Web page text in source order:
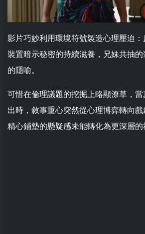
影片巧妙利用環境符號製造心理壓迫
裝置暗示秘密的持續滋養，兄妹共抽
的隱喻。
可惜在倫理議題的挖掘上略顯潦草，
出時，敘事重心突然從心理博弈轉向
精心鋪墊的懸疑感未能轉化為更深層的